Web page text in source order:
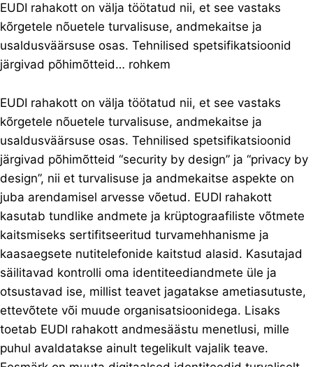
EUDI rahakott on välja töötatud nii, et see vastaks
kõrgetele nõuetele turvalisuse, andmekaitse ja
usaldusväärsuse osas. Tehnilised spetsifikatsioonid
järgivad põhimõtteid… rohkem
EUDI rahakott on välja töötatud nii, et see vastaks
kõrgetele nõuetele turvalisuse, andmekaitse ja
usaldusväärsuse osas. Tehnilised spetsifikatsioonid
järgivad põhimõtteid “security by design” ja “privacy by
design”, nii et turvalisuse ja andmekaitse aspekte on
juba arendamisel arvesse võetud. EUDI rahakott
kasutab tundlike andmete ja krüptograafiliste võtmete
kaitsmiseks sertifitseeritud turvamehhanisme ja
kaasaegsete nutitelefonide kaitstud alasid. Kasutajad
säilitavad kontrolli oma identiteediandmete üle ja
otsustavad ise, millist teavet jagatakse ametiasutuste,
ettevõtete või muude organisatsioonidega. Lisaks
toetab EUDI rahakott andmesäästu menetlusi, mille
puhul avaldatakse ainult tegelikult vajalik teave.